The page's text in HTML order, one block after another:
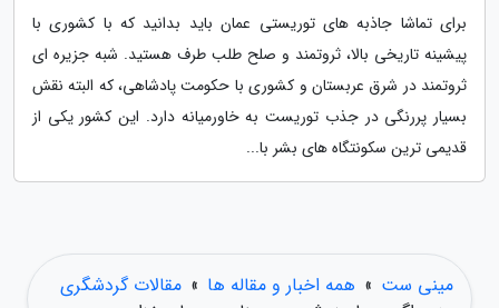
برای تماشا جاذبه های توریستی عمان باید بدانید که با کشوری با
پیشینه تاریخی بالا، ثروتمند و صلح طلب طرف هستید. شبه جزیره ای
ثروتمند در شرق عربستان و کشوری با حکومت پادشاهی، که البته نقش
بسیار پررنگی در جذب توریست به خاورمیانه دارد. این کشور یکی از
قدیمی ترین سکونتگاه های بشر با...
مینی ست » همه اخبار و مقاله ها » مقالات گردشگری